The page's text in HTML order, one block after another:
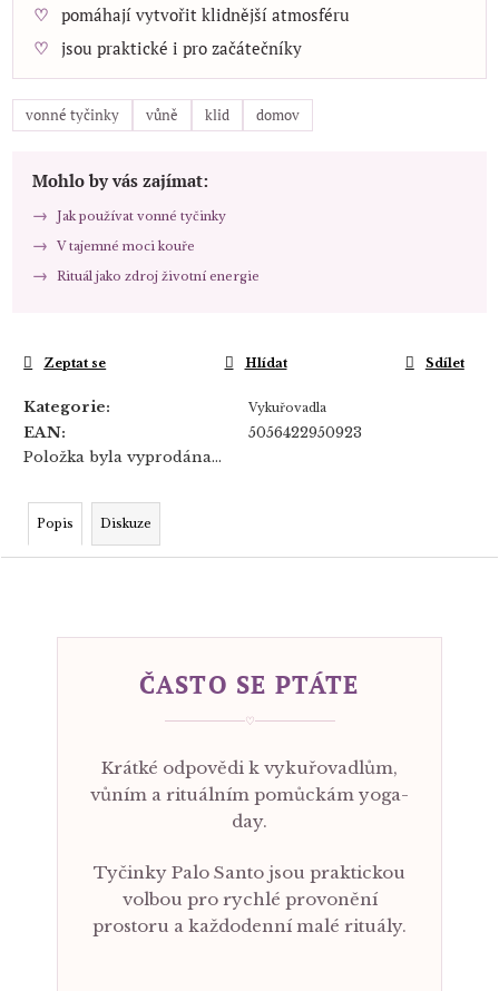
pomáhají vytvořit klidnější atmosféru
jsou praktické i pro začátečníky
vonné tyčinky vůně klid domov
Mohlo by vás zajímat:
Jak používat vonné tyčinky
V tajemné moci kouře
Rituál jako zdroj životní energie
Kategorie: Vykuřovadla
EAN:
5056422950923
Položka byla vyprodána…
Zeptat se Hlídat Sdílet
Popis Diskuze
ČASTO SE PTÁTE
♡
Krátké odpovědi k vykuřovadlům,
vůním a rituálním pomůckám yoga-
day.
Tyčinky Palo Santo jsou praktickou
volbou pro rychlé provonění
prostoru a každodenní malé rituály.